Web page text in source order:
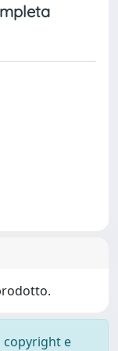
copyright e